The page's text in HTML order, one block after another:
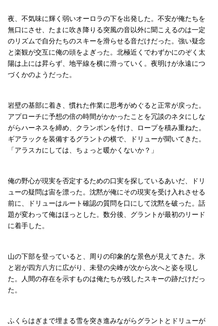
夜、不気味に輝く弱いオーロラの下を出発した。不安が俺たちを
無口にさせ、たまに吹き降りる突風の音以外に聞こえるのは一定
のリズムで自分たちのスキーを滑らせる音だけだった。強い疑念
と楽観が交互に俺の頭をよぎった。北極近くでわずかにのぞく太
陽は上には昇らず、地平線を横に滑っていく。夜明けが永遠につ
づくかのようだった。
岩壁の基部に着き、慣れた作業に思考がめぐると正常が戻った。
アプローチに予想の倍の時間がかかったことを冗談のネタにしな
がらハーネスを締め、クランポンを付け、ロープを積み重ねた。
ギアラックを装備するグラントの横で、ドリューが聞いてきた。
「アラスカにしては、ちょっと暖かくないか？」
俺の野心が現実を否定するための口実を探しているあいだ、ドリ
ューの疑問は宙を漂った。沈黙が俺にその現実を受け入れさせる
前に、ドリューはルート確認の質問を口にして沈黙を破った。話
題が変わって俺はほっとした。数分後、グラントが最初のリード
に着手した。
山の下部を登っていると、周りの印象的な景色が見えてきた。氷
と岩が四方八方に広がり、未登の尖峰が次から次へと姿を現し
た。人間の存在を示すものは俺たちが残したスキーの跡だけだっ
た。
ふくらはぎまで埋まる雪を突き進みながらグラントとドリューが